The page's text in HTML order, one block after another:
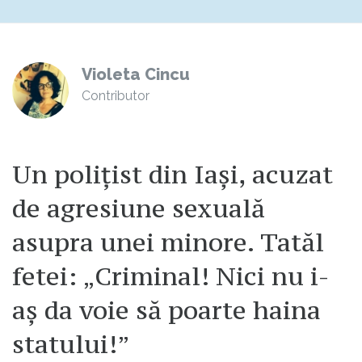
Violeta Cincu
Contributor
Un polițist din Iași, acuzat
de agresiune sexuală
asupra unei minore. Tatăl
fetei: „Criminal! Nici nu i-
aș da voie să poarte haina
statului!”